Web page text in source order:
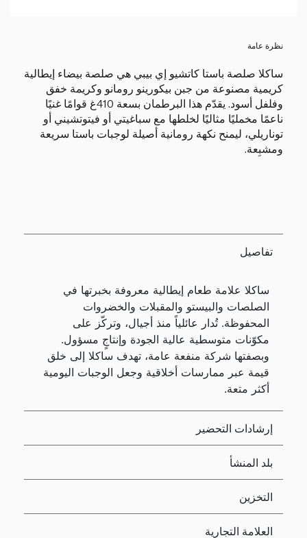
نظرة عامة
ساكلا صلصة باستا كاتشيو إي بيبي هي صلصة بيضاء إيطالية
كريمية مصنوعة من جبن بيكورينو رومانو وكريمة خفق
وفلفل أسود. يقدّم هذا البرطمان بسعة 410غ قوامًا غنيًا
ناعمًا مخمليًا مثاليًا لخلطها مع سباغيتي أو فيتوتشيني أو
توناريلي، ليمنح نكهة رومانية أصيلة لوجبات باستا سريعة
ومشبِعة.
تفاصيل
ساكلا علامة طعام إيطالية معروفة بخبرتها في
الصلصات والبيستو والمقبلات والخضروات
المحفوظة. تُدار عائلياً منذ أجيال، وتركّز على
مكوّنات متوسطية عالية الجودة وإنتاجٍ مسؤول.
وبصفتها شركة منفعة عامة، تهدف ساكلا إلى خلق
قيمة عبر ممارسات أخلاقية وجعل الوجبات اليومية
أكثر متعة.
إرشادات التحضير
بلد المنشأ
التخزين
العلامة التجارية